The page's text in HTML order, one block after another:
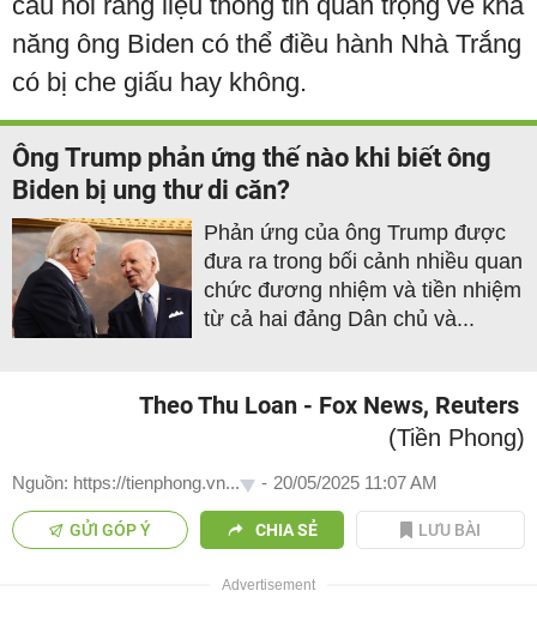
năng ông Biden có thể điều hành Nhà Trắng
có bị che giấu hay không.
Ông Trump phản ứng thế nào khi biết ông
Biden bị ung thư di căn?
Phản ứng của ông Trump được
đưa ra trong bối cảnh nhiều quan
chức đương nhiệm và tiền nhiệm
từ cả hai đảng Dân chủ và...
Theo Thu Loan - Fox News, Reuters
(Tiền Phong)
Nguồn: https://tienphong.vn... - 20/05/2025 11:07 AM
GỬI GÓP Ý CHIA SẺ LƯU BÀI